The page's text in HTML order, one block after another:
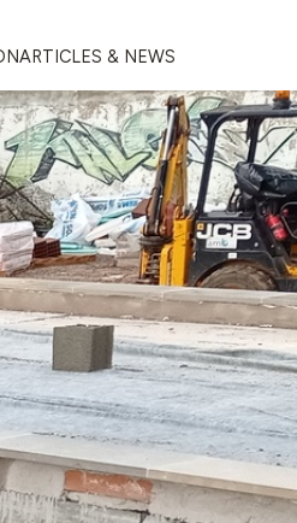
ARTICLES & NEWS